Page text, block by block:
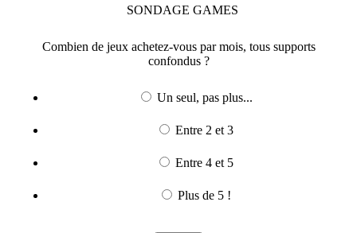
SONDAGE GAMES
Combien de jeux achetez-vous par mois, tous supports
confondus ?
Un seul, pas plus...
Entre 2 et 3
Entre 4 et 5
Plus de 5 !